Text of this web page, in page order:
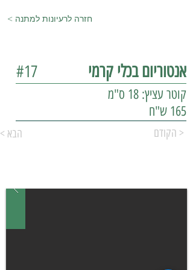
אנטוריום בכלי קרמי
קוטר עציץ: 18 ס"מ
165 ש"ח
#17
< הבא הקודם >
< חזרה לרעיונות למתנה